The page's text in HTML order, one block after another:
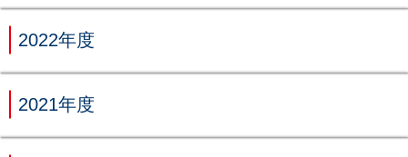
2022年度
2021年度